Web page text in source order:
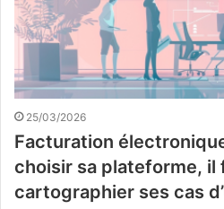
25/03/2026
Facturation
choisir sa plateforme, il
cartographier ses cas